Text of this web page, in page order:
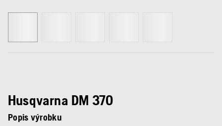
Husqvarna DM 370
Popis výrobku